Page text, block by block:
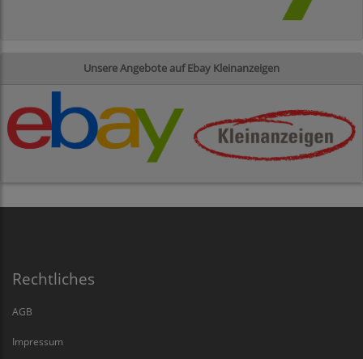
Unsere Angebote auf Ebay Kleinanzeigen
Rechtliches
AGB
Impressum